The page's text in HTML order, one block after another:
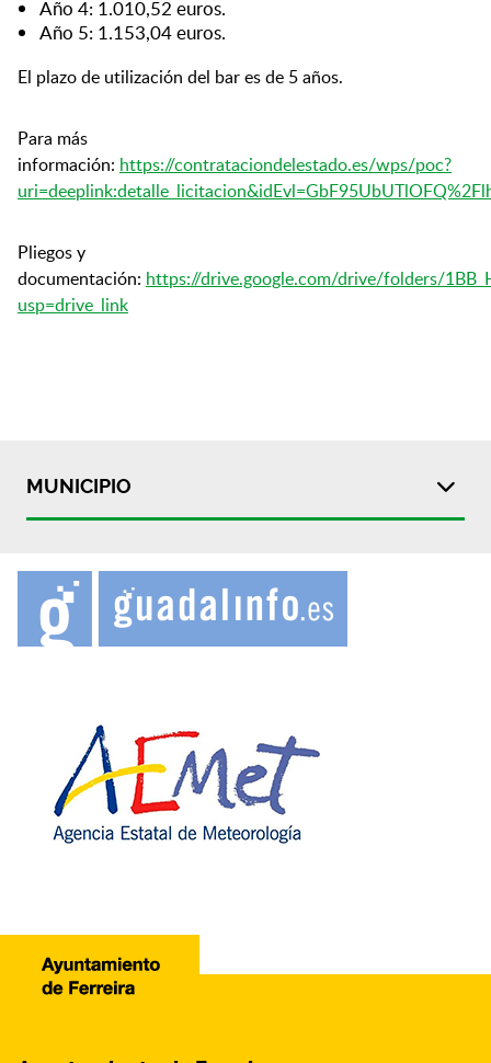
Año 4: 1.010,52 euros.
Año 5: 1.153,04 euros.
El plazo de utilización del bar es de 5 años.
Para más
información: https://contrataciondelestado.es/wps/poc?
Pliegos y
documentación: https://drive.google.com/drive/folders/
usp=drive_link
MUNICIPIO